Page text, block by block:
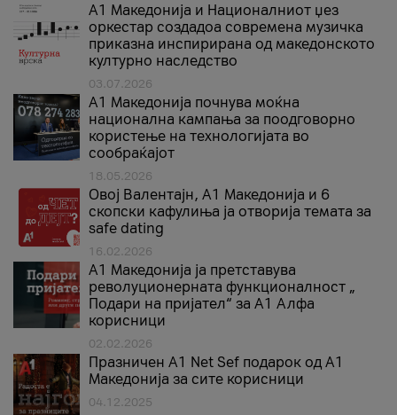
А1 Македонија и Националниот џез
оркестар создадоа современа музичка
приказна инспирирана од македонското
културно наследство
03.07.2026
A1 Македонија почнува моќна
национална кампања за поодговорно
користење на технологијата во
сообраќајот
18.05.2026
Овој Валентајн, A1 Македонија и 6
скопски кафулиња ја отворија темата за
safe dating
16.02.2026
А1 Македонија ја претставува
револуционерната функционалност „
Подари на пријател“ за А1 Алфа
корисници
02.02.2026
Празничен A1 Net Sеf подарок од А1
Македонија за сите корисници
04.12.2025